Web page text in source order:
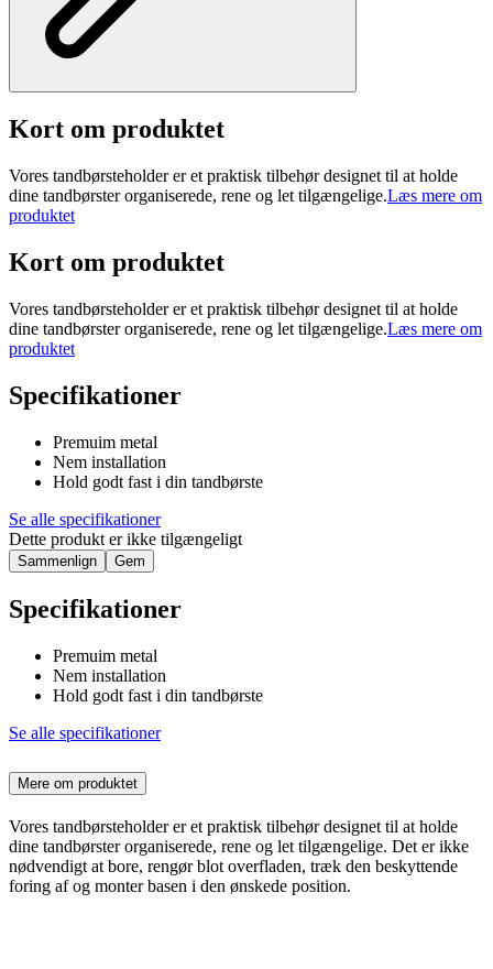
Kort om produktet
Vores tandbørsteholder er et praktisk tilbehør designet til at holde
dine tandbørster organiserede, rene og let tilgængelige.Læs mere om
produktet
Kort om produktet
Vores tandbørsteholder er et praktisk tilbehør designet til at holde
dine tandbørster organiserede, rene og let tilgængelige.Læs mere om
produktet
Specifikationer
Premuim metal
Nem installation
Hold godt fast i din tandbørste
Se alle specifikationer
Dette produkt er ikke tilgængeligt
Sammenlign Gem
Specifikationer
Premuim metal
Nem installation
Hold godt fast i din tandbørste
Se alle specifikationer
Mere om produktet
Vores tandbørsteholder er et praktisk tilbehør designet til at holde
dine tandbørster organiserede, rene og let tilgængelige. Det er ikke
nødvendigt at bore, rengør blot overfladen, træk den beskyttende
foring af og monter basen i den ønskede position.